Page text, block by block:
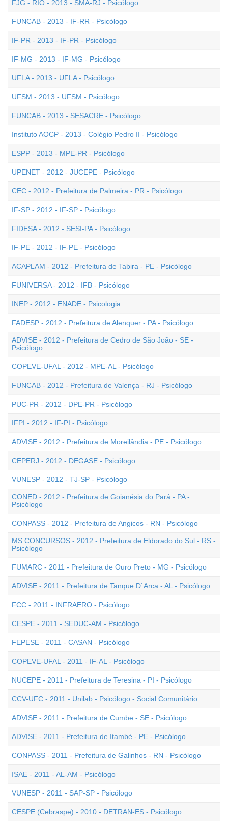
FJG - RIO - 2013 - SMA-RJ - Psicólogo
FUNCAB - 2013 - IF-RR - Psicólogo
IF-PR - 2013 - IF-PR - Psicólogo
IF-MG - 2013 - IF-MG - Psicólogo
UFLA - 2013 - UFLA - Psicólogo
UFSM - 2013 - UFSM - Psicólogo
FUNCAB - 2013 - SESACRE - Psicólogo
Instituto AOCP - 2013 - Colégio Pedro II - Psicólogo
ESPP - 2013 - MPE-PR - Psicólogo
UPENET - 2012 - JUCEPE - Psicólogo
CEC - 2012 - Prefeitura de Palmeira - PR - Psicólogo
IF-SP - 2012 - IF-SP - Psicólogo
FIDESA - 2012 - SESI-PA - Psicólogo
IF-PE - 2012 - IF-PE - Psicólogo
ACAPLAM - 2012 - Prefeitura de Tabira - PE - Psicólogo
FUNIVERSA - 2012 - IFB - Psicólogo
INEP - 2012 - ENADE - Psicologia
FADESP - 2012 - Prefeitura de Alenquer - PA - Psicólogo
ADVISE - 2012 - Prefeitura de Cedro de São João - SE -
Psicólogo
COPEVE-UFAL - 2012 - MPE-AL - Psicólogo
FUNCAB - 2012 - Prefeitura de Valença - RJ - Psicólogo
PUC-PR - 2012 - DPE-PR - Psicólogo
IFPI - 2012 - IF-PI - Psicólogo
ADVISE - 2012 - Prefeitura de Moreilândia - PE - Psicólogo
CEPERJ - 2012 - DEGASE - Psicólogo
VUNESP - 2012 - TJ-SP - Psicólogo
CONED - 2012 - Prefeitura de Goianésia do Pará - PA -
Psicólogo
CONPASS - 2012 - Prefeitura de Angicos - RN - Psicólogo
MS CONCURSOS - 2012 - Prefeitura de Eldorado do Sul - RS -
Psicólogo
FUMARC - 2011 - Prefeitura de Ouro Preto - MG - Psicólogo
ADVISE - 2011 - Prefeitura de Tanque D`Arca - AL - Psicólogo
FCC - 2011 - INFRAERO - Psicólogo
CESPE - 2011 - SEDUC-AM - Psicólogo
FEPESE - 2011 - CASAN - Psicólogo
COPEVE-UFAL - 2011 - IF-AL - Psicólogo
NUCEPE - 2011 - Prefeitura de Teresina - PI - Psicólogo
CCV-UFC - 2011 - Unilab - Psicólogo - Social Comunitário
ADVISE - 2011 - Prefeitura de Cumbe - SE - Psicólogo
ADVISE - 2011 - Prefeitura de Itambé - PE - Psicólogo
CONPASS - 2011 - Prefeitura de Galinhos - RN - Psicólogo
ISAE - 2011 - AL-AM - Psicólogo
VUNESP - 2011 - SAP-SP - Psicólogo
CESPE (Cebraspe) - 2010 - DETRAN-ES - Psicólogo